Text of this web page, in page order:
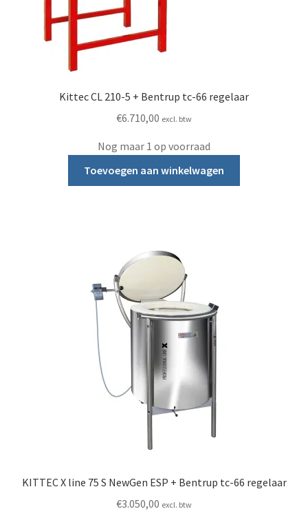
Kittec CL 210-5 + Bentrup tc-66 regelaar
€6.710,00 excl. btw
Nog maar 1 op voorraad
Toevoegen aan winkelwagen
KITTEC X line 75 S NewGen ESP + Bentrup tc-66 regelaar
€3.050,00 excl. btw